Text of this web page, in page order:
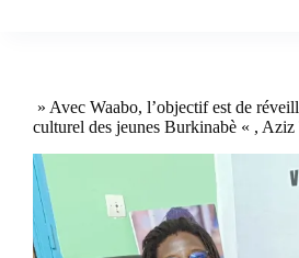
» Avec Waabo, l’objectif est de
culturel des jeunes Burkinabè « , Aziz